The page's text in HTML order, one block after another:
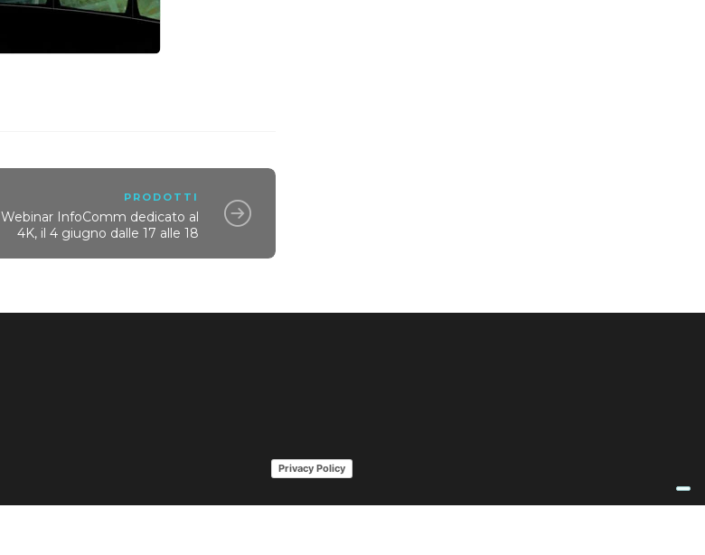
PRODOTTI
Webinar InfoComm dedicato al
4K, il 4 giugno dalle 17 alle 18
Privacy Policy